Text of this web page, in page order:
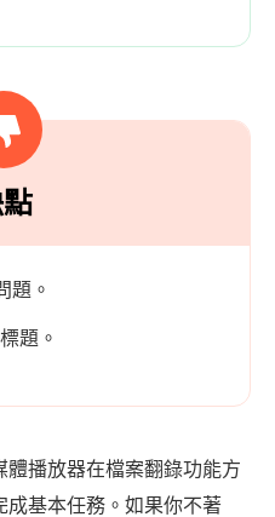
題。
題。
體播放器在檔案翻錄功能方
基本任務。如果你不著